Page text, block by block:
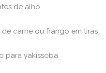
de alho
de carne ou frango em tiras
para yakissoba